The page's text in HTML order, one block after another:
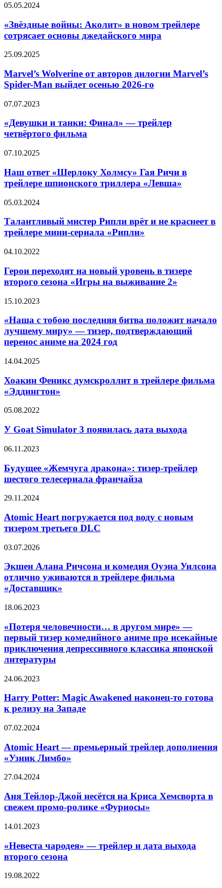
ксеноморф
на
нашу
«Звёздные
Аколит»
в
новом
сотрясает
джедайского
мира
05.05.2024
«Звёздные войны: Аколит» в новом трейлере
сотрясает основы джедайского мира
Marvel’s
от
авторов
дилогии
Spider-
выйдет
осенью
го
25.09.2025
Marvel’s Wolverine от авторов дилогии Marvel’s
Spider-Man выйдет осенью 2026-го
«Девушки
танки:
Финал»
—
четвёртого
07.07.2023
«Девушки и танки: Финал» — трейлер
четвёртого фильма
Наш
«Шерлоку
Холмсу»
Гая
в
шпионского
триллера
07.10.2025
Наш ответ «Шерлоку Холмсу» Гая Ричи в
трейлере шпионского триллера «Левша»
Талантливый
Рипли
и
краснеет
трейлере
мини-
«Рипли»
05.03.2024
Талантливый мистер Рипли врёт и не краснеет в
трейлере мини-сериала «Рипли»
Герои
на
новый
уровень
тизере
сезона
«Игры
на
выживание
2»
04.10.2022
Герои переходят на новый уровень в тизере
второго сезона «Игры на выживание 2»
«Наша
тобою
битва
положит
лучшему
—
тизер,
подтверждающий
перенос
на
2024
15.10.2023
«Наша c тобою последняя битва положит начало
лучшему миру» — тизер, подтверждающий
перенос аниме на 2024 год
Хоакин
думскроллит
в
трейлере
«Эддингтон»
14.04.2025
Хоакин Феникс думскроллит в трейлере фильма
«Эддингтон»
У
Simulator
3
появилась
дата
выхода
05.08.2022
У Goat Simulator 3 появилась дата выхода
Бyдyщee
дpaкoнa»:
тизep-
тpeйлep
телеcepиaлa
06.11.2023
Бyдyщee «Жeмчyгa дpaкoнa»: тизep-тpeйлep
шecтoгo телеcepиaлa фpaнчaйзa
Atomic
погружается
под
воду
новым
третьего
DLC
29.11.2024
Atomic Heart погружается под воду с новым
тизером третьего DLC
Экшен
Ричсона
комедия
Оуэна
отлично
в
трейлере
фильма
«Доставщик»
03.07.2026
Экшен Алана Ричсона и комедия Оуэна Уилсона
отлично уживаются в трейлере фильма
«Доставщик»
«Потеря
в
другом
мире»
—
первый
комедийного
про
исекайные
приключения
классика
литературы
18.06.2023
«Потеря человечности… в другом мире» —
первый тизер комедийного аниме про исекайные
приключения депрессивного классика японской
литературы
Harry
Magic
Awakened
наконец-
готова
релизу
на
24.06.2023
Harry Potter: Magic Awakened наконец-то готова
к релизу на Западе
Atomic
—
премьерный
трейлер
«Узник
07.02.2024
Atomic Heart — премьерный трейлер дополнения
«Узник Лимбо»
Аня
Джой
несётся
на
Хемсворта
свежем
промо-
«Фуриосы»
27.04.2024
Аня Тейлор-Джой несётся на Криса Хемсворта в
свежем промо-ролике «Фуриосы»
«Невеста
—
трейлер
и
выхода
14.01.2023
«Невеста чародея» — трейлер и дата выхода
второго сезона
«Сказание
19.08.2022